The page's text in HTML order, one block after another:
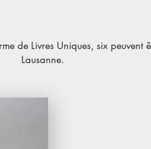
de Livres Uniques, six peuvent
Lausanne.